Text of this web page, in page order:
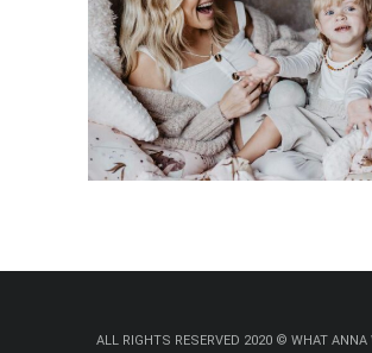
ALL RIGHTS RESERVED 2020 © WHAT ANNA